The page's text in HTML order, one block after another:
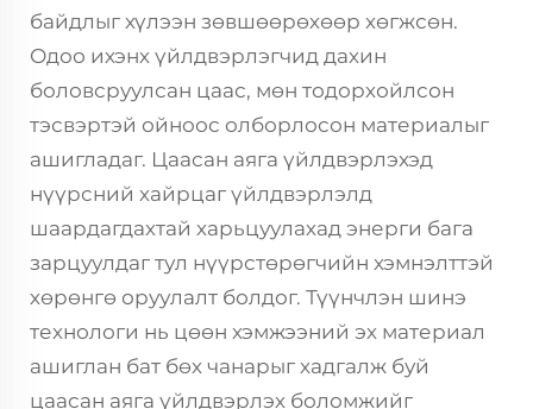
байдлыг хүлээн зөвшөөрөхөөр хөгжсөн.
Одоо ихэнх үйлдвэрлэгчид дахин
боловсруулсан цаас, мөн тодорхойлсон
тэсвэртэй ойноос олборлосон материалыг
ашигладаг. Цаасан аяга үйлдвэрлэхэд
нүүрсний хайрцаг үйлдвэрлэлд
шаардагдахтай харьцуулахад энерги бага
зарцуулдаг тул нүүрстөрөгчийн хэмнэлттэй
хөрөнгө оруулалт болдог. Түүнчлэн шинэ
технологи нь цөөн хэмжээний эх материал
ашиглан бат бөх чанарыг хадгалж буй
цаасан аяга үйлдвэрлэх боломжийг